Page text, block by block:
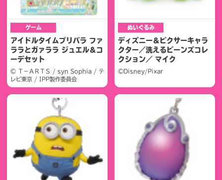
ゲーム
アイドルタイムプリパラ ファ
ララとガァララ ジュエル＆コ
ーデセット
© Ｔ－ＡＲＴＳ / syn Sophia / テ
レビ東京 / IPP製作委員会
ぬいぐるみ
ディズニー＆ピクサーキャラ
クター／洗えるビーンズコレ
クション／ マイク
©Disney/Pixar